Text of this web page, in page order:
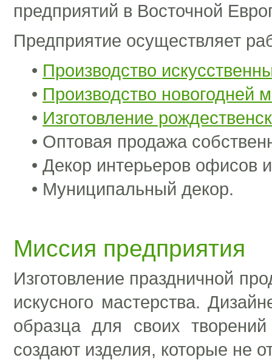
предприятий в Восточной
Предприятие осуществляет
• Производство
• Производство новогодней
• Изготовление
• Оптовая продажа
• Декор интерьеров офисов
• Муниципальный декор.
Миссия предприятия
Изготовление праздничной
искусного мастерства.
образца для своих
создают изделия, которые не